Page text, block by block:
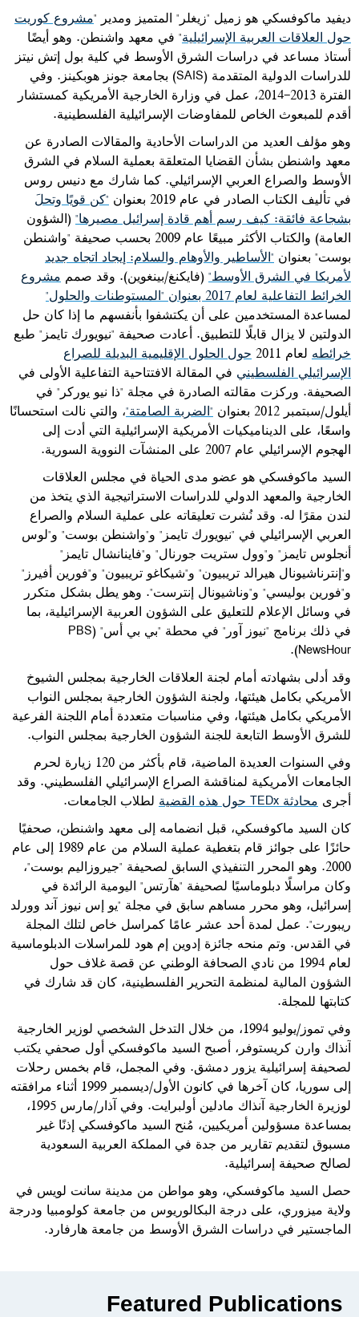
ديفيد ماكوفسكي هو زميل "زيغلر" المتميز ومدير "مشروع كوريت
حول العلاقات العربية الإسرائيلية" في معهد واشنطن. وهو أيضًا
أستاذ مساعد في دراسات الشرق الأوسط في كلية بول إتش نيتز
للدراسات الدولية المتقدمة (SAIS) بجامعة جونز هوبكينز. وفي
الفترة 2013-2014، عمل في وزارة الخارجية الأمريكية كمستشار
أقدم للمبعوث الخاص للمفاوضات الإسرائيلية الفلسطينية.
وهو مؤلف العديد من الدراسات الأحادية والمقالات الصادرة عن
معهد واشنطن بشأن القضايا المتعلقة بعملية السلام في الشرق
الأوسط والصراع العربي الإسرائيلي. كما شارك مع دنيس روس
في تأليف الكتاب الصادر في عام 2019 بعنوان
"كن قويًا وتحلَ
بشجاعة فائقة: كيف رسم أهم قادة إسرائيل مصيرها"(الشؤون
العامة) والكتاب الأكثر مبيعًا عام 2009 بحسب صحيفة "واشنطن
بوست" بعنوان "الأساطير والأوهام والسلام: إيجاد اتجاه جديد
لأمريكا في الشرق الأوسط"(فايكنغ/بينغوين). وقد صمم مشروع
الخرائط التفاعلية لعام 2017 بعنوان "المستوطنات والحلول"
لمساعدة المستخدمين على أن يكتشفوا بأنفسهم ما إذا كان حل
الدولتين لا يزال قابلًا للتطبيق. أعادت صحيفة "نيويورك تايمز" طبع
خرائطه لعام 2011
حول الحلول الإقليمية البديلة للصراع
الإسرائيلي الفلسطيني في المقالة الافتتاحية التفاعلية الأولى في
الصحيفة. وركزت مقالته الصادرة في مجلة "ذا نيو يوركر" في
أيلول/سبتمبر 2012 بعنوان
"الضربة الصامتة"، والتي نالت استحسانًا
واسعًا، على الديناميكيات الأمريكية الإسرائيلية التي أدت إلى
الهجوم الإسرائيلي عام 2007 على المنشآت النووية السورية.
السيد ماكوفسكي هو عضو مدى الحياة في مجلس العلاقات
الخارجية والمعهد الدولي للدراسات الاستراتيجية الذي يتخذ من
لندن مقرًا له. وقد نُشرت تعليقاته على عملية السلام والصراع
العربي الإسرائيلي في "نيويورك تايمز" و"واشنطن بوست" و"لوس
أنجلوس تايمز" و"وول ستريت جورنال" و"فاينانشال تايمز"
و"إنترناشيونال هيرالد تريبيون" و"شيكاغو تريبيون" و"فورين أفيرز"
و"فورين بوليسي" و"وناشيونال إنترست". وهو يطل بشكل متكرر
في وسائل الإعلام للتعليق على الشؤون العربية الإسرائيلية، بما
في ذلك برنامج "نيوز آور" في محطة "بي بي أس" (PBS
NewsHour
).
وقد أدلى بشهادته أمام لجنة العلاقات الخارجية بمجلس الشيوخ
الأمريكي بكامل هيئتها، ولجنة الشؤون الخارجية بمجلس النواب
الأمريكي بكامل هيئتها، وفي مناسبات متعددة أمام اللجنة الفرعية
للشرق الأوسط التابعة للجنة الشؤون الخارجية بمجلس النواب.
وفي السنوات العديدة الماضية، قام بأكثر من 120 زيارة لحرم
الجامعات الأمريكية لمناقشة الصراع الإسرائيلي الفلسطيني. وقد
أجرى محادثةTEDxحول هذه القضية لطلاب الجامعات.
كان السيد ماكوفسكي، قبل انضمامه إلى معهد واشنطن، صحفيًا
حائزًا على جوائز قام بتغطية عملية السلام من عام 1989 إلى عام
2000. وهو المحرر التنفيذي السابق لصحيفة "جيروزاليم بوست"،
وكان مراسلًا دبلوماسيًا لصحيفة "هآرتس" اليومية الرائدة في
إسرائيل، وهو محرر مساهم سابق في مجلة "يو إس نيوز آند وورلد
ريبورت". عمل لمدة أحد عشر عامًا كمراسل خاص لتلك المجلة
في القدس. وتم منحه جائزة إدوين إم هود للمراسلات الدبلوماسية
لعام 1994 من نادي الصحافة الوطني عن قصة غلاف حول
الشؤون المالية لمنظمة التحرير الفلسطينية، كان قد شارك في
كتابتها للمجلة.
وفي تموز/يوليو 1994، من خلال التدخل الشخصي لوزير الخارجية
آنذاك وارن كريستوفر، أصبح السيد ماكوفسكي أول صحفي يكتب
لصحيفة إسرائيلية يزور دمشق. وفي المجمل، قام بخمس رحلات
إلى سوريا، كان آخرها في كانون الأول/ديسمبر 1999 أثناء مرافقته
لوزيرة الخارجية آنذاك مادلين أولبرايت. وفي آذار/مارس 1995،
بمساعدة مسؤولين أمريكيين، مُنح السيد ماكوفسكي إذنًا غير
مسبوق لتقديم تقارير من جدة في المملكة العربية السعودية
لصالح صحيفة إسرائيلية.
حصل السيد ماكوفسكي، وهو مواطن من مدينة سانت لويس في
ولاية ميزوري، على درجة البكالوريوس من جامعة كولومبيا ودرجة
الماجستير في دراسات الشرق الأوسط من جامعة هارفارد.
Featured Publications